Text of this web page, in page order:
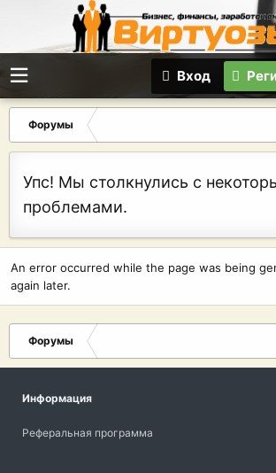
Вход
Форумы
Упс! Мы столкнулись с
проблемами.
An error occurred while the page was being
again later.
Форумы
Информация
Реферальная программа